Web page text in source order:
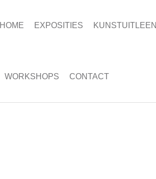
HOME
EXPOSITIES KUNSTUITLEEN
WORKSHOPS CONTACT